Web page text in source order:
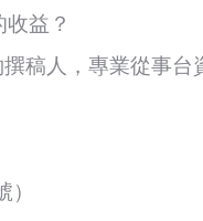
益？
稿人，專業從事台